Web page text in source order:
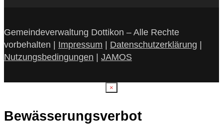
Gemeindeverwaltung Dottikon – Alle Rechte
vorbehalten | Impressum | Datenschutzerklärung |
Nutzungsbedingungen | JAMOS
×
Bewässerungsverbot